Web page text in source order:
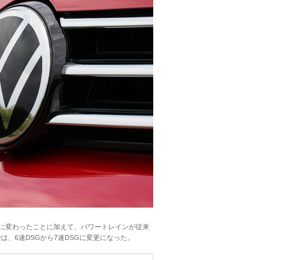
変わったことに加えて、パワートレインが従来
、6速DSGから7速DSGに変更になった。